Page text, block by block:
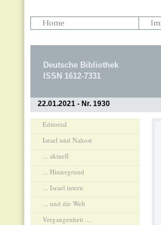
Deutsche Bibliothek
ISSN 1612-7331
22.01.2021 - Nr. 1930
Editorial
Israel und Nahost
... aktuell
... Hintergrund
... Israel intern
... und die Welt
Vergangenheit ...